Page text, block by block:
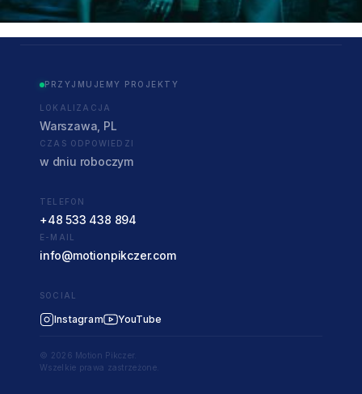
PRZYJMUJEMY PROJEKTY
LOKALIZACJA
Warszawa, PL
CZAS ODPOWIEDZI
w dniu roboczym
TELEFON
+48 533 438 894
E-MAIL
info@motionpikczer.com
SOCIAL
Instagram YouTube
© 2026 Motion Pikczer.
Wszelkie prawa zastrzeżone.